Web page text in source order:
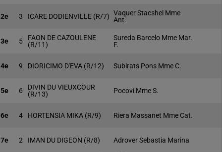
2e 3 ICARE DODIENVILLE (R/7) Vaquer Stacshel Mme
Ant.
3e 5
FAON DE CAZOULENE
(R/11)
Sureda Barcelo Mme Mar.
F.
4e 9 DIORICIMO D'EVA (R/12) Subirats Pons Mme C.
5e 6
DIVIN DU VIEUXCOUR
(R/13)
Pocovi Mme S.
6e 4 HORTENSIA MIKA (R/9) Riera Massanet Mme Cat.
7e 2 IMAN DU DIGEON (R/8) Adrover Sebastia Marina